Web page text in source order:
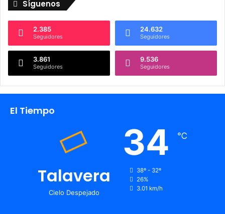
Síguenos
2.385
Seguidores
24.632
Seguidores
3.861
Seguidores
9.536
Seguidores
El Tiempo
Talavera
Cielo Despejado
34 ℃
38º - 32º
26%
3.01 km/h